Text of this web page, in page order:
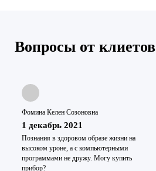
Вопросы от клиетов
Фомина Келен Созоновна
1 декабрь 2021
Познания в здоровом образе жизни на
высоком уроне, а с компьютерными
программами не дружу. Могу купить
прибор?